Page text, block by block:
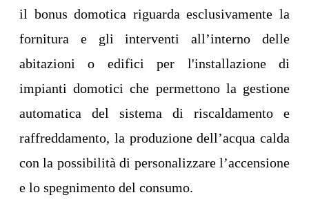
il bonus domotica riguarda esclusivamente la
fornitura e gli interventi all’interno delle
abitazioni o edifici per l'installazione di
impianti domotici che permettono la gestione
automatica del sistema di riscaldamento e
raffreddamento, la produzione dell’acqua calda
con la possibilità di personalizzare l’accensione
e lo spegnimento del consumo.